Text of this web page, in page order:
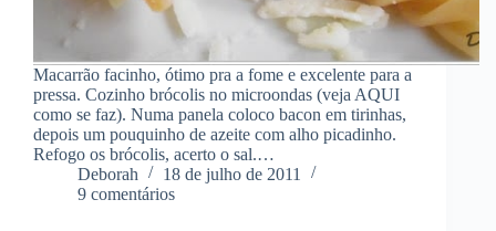
Macarrão facinho, ótimo pra a fome e excelente para a
pressa. Cozinho brócolis no microondas (veja AQUI
como se faz). Numa panela coloco bacon em tirinhas,
depois um pouquinho de azeite com alho picadinho.
Refogo os brócolis, acerto o sal.…
Deborah
18 de julho de 2011
9 comentários